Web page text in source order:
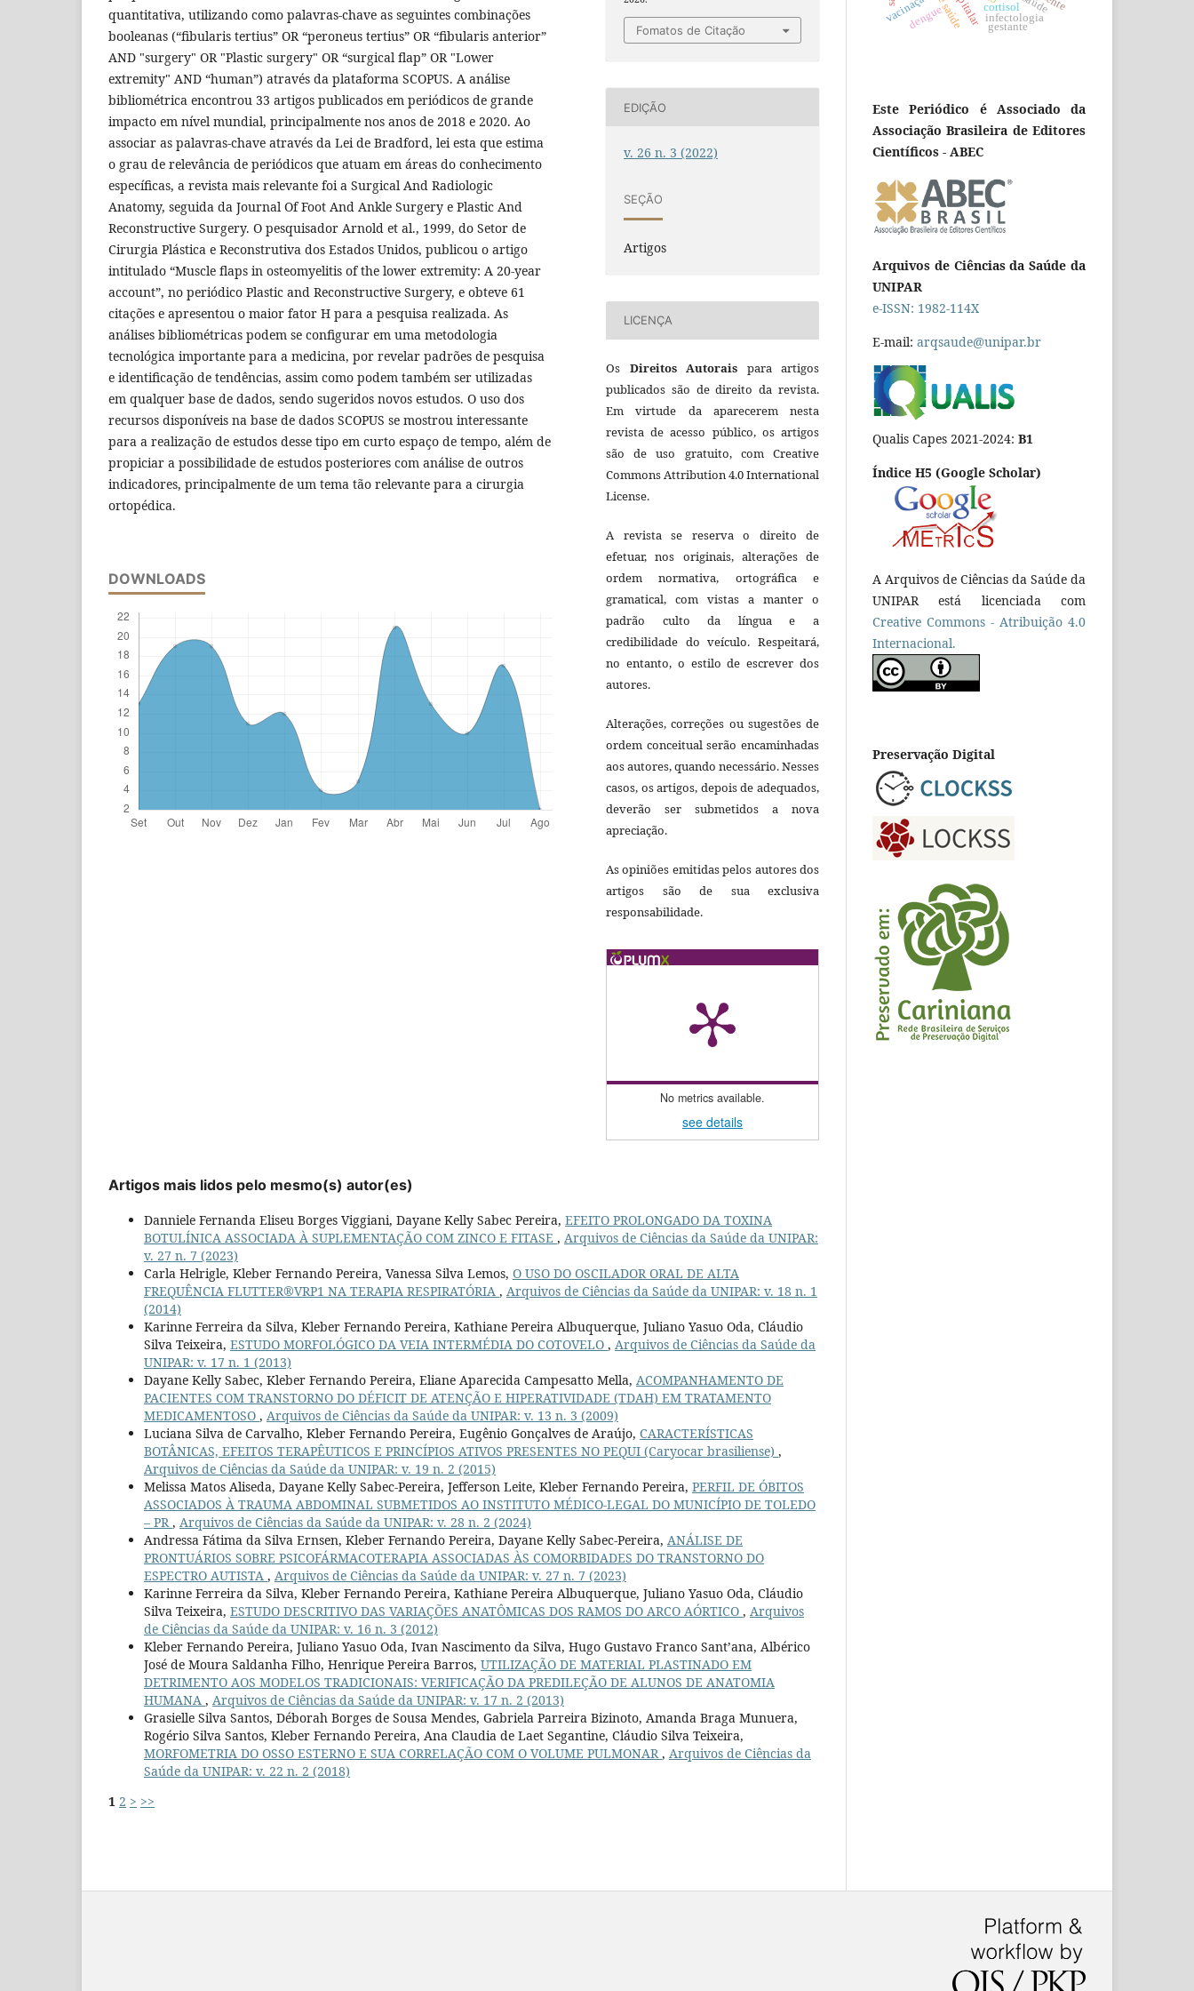
quantitativa, utilizando como palavras-chave as seguintes combinações
booleanas (“fibularis tertius” OR “peroneus tertius” OR “fibularis anterior”
AND "surgery" OR "Plastic surgery" OR “surgical flap” OR "Lower
extremity" AND “human”) através da plataforma SCOPUS. A análise
bibliométrica encontrou 33 artigos publicados em periódicos de grande
impacto em nível mundial, principalmente nos anos de 2018 e 2020. Ao
associar as palavras-chave através da Lei de Bradford, lei esta que estima
o grau de relevância de periódicos que atuam em áreas do conhecimento
específicas, a revista mais relevante foi a Surgical And Radiologic
Anatomy, seguida da Journal Of Foot And Ankle Surgery e Plastic And
Reconstructive Surgery. O pesquisador Arnold et al., 1999, do Setor de
Cirurgia Plástica e Reconstrutiva dos Estados Unidos, publicou o artigo
intitulado “Muscle flaps in osteomyelitis of the lower extremity: A 20-year
account”, no periódico Plastic and Reconstructive Surgery, e obteve 61
citações e apresentou o maior fator H para a pesquisa realizada. As
análises bibliométricas podem se configurar em uma metodologia
tecnológica importante para a medicina, por revelar padrões de pesquisa
e identificação de tendências, assim como podem também ser utilizadas
em qualquer base de dados, sendo sugeridos novos estudos. O uso dos
recursos disponíveis na base de dados SCOPUS se mostrou interessante
para a realização de estudos desse tipo em curto espaço de tempo, além de
propiciar a possibilidade de estudos posteriores com análise de outros
indicadores, principalmente de um tema tão relevante para a cirurgia
ortopédica.
DOWNLOADS
Fomatos de Citação
EDIÇÃO
v. 26 n. 3 (2022)
SEÇÃO
Artigos
LICENÇA
Os Direitos Autorais para artigos
publicados são de direito da revista.
Em virtude da aparecerem nesta
revista de acesso público, os artigos
são de uso gratuito, com Creative
Commons Attribution 4.0 International
License.
A revista se reserva o direito de
efetuar, nos originais, alterações de
ordem normativa, ortográfica e
gramatical, com vistas a manter o
padrão culto da língua e a
credibilidade do veículo. Respeitará,
no entanto, o estilo de escrever dos
autores.
Alterações, correções ou sugestões de
ordem conceitual serão encaminhadas
aos autores, quando necessário. Nesses
casos, os artigos, depois de adequados,
deverão ser submetidos a nova
apreciação.
As opiniões emitidas pelos autores dos
artigos são de sua exclusiva
responsabilidade.
No metrics available.
see details
Artigos mais lidos pelo mesmo(s) autor(es)
Danniele Fernanda Eliseu Borges Viggiani, Dayane Kelly Sabec Pereira, EFEITO PROLONGADO DA TOXINA
BOTULÍNICA ASSOCIADA À SUPLEMENTAÇÃO COM ZINCO E FITASE , Arquivos de Ciências da Saúde da UNIPAR:
v. 27 n. 7 (2023)
Carla Helrigle, Kleber Fernando Pereira, Vanessa Silva Lemos, O USO DO OSCILADOR ORAL DE ALTA
FREQUÊNCIA FLUTTER®VRP1 NA TERAPIA RESPIRATÓRIA , Arquivos de Ciências da Saúde da UNIPAR: v. 18 n. 1
(2014)
Karinne Ferreira da Silva, Kleber Fernando Pereira, Kathiane Pereira Albuquerque, Juliano Yasuo Oda, Cláudio
Silva Teixeira, ESTUDO MORFOLÓGICO DA VEIA INTERMÉDIA DO COTOVELO , Arquivos de Ciências da Saúde da
UNIPAR: v. 17 n. 1 (2013)
Dayane Kelly Sabec, Kleber Fernando Pereira, Eliane Aparecida Campesatto Mella, ACOMPANHAMENTO DE
PACIENTES COM TRANSTORNO DO DÉFICIT DE ATENÇÃO E HIPERATIVIDADE (TDAH) EM TRATAMENTO
MEDICAMENTOSO , Arquivos de Ciências da Saúde da UNIPAR: v. 13 n. 3 (2009)
Luciana Silva de Carvalho, Kleber Fernando Pereira, Eugênio Gonçalves de Araújo, CARACTERÍSTICAS
BOTÂNICAS, EFEITOS TERAPÊUTICOS E PRINCÍPIOS ATIVOS PRESENTES NO PEQUI (Caryocar brasiliense) ,
Arquivos de Ciências da Saúde da UNIPAR: v. 19 n. 2 (2015)
Melissa Matos Aliseda, Dayane Kelly Sabec-Pereira, Jefferson Leite, Kleber Fernando Pereira, PERFIL DE ÓBITOS
ASSOCIADOS À TRAUMA ABDOMINAL SUBMETIDOS AO INSTITUTO MÉDICO-LEGAL DO MUNICÍPIO DE TOLEDO
– PR, Arquivos de Ciências da Saúde da UNIPAR: v. 28 n. 2 (2024)
Andressa Fátima da Silva Ernsen, Kleber Fernando Pereira, Dayane Kelly Sabec-Pereira, ANÁLISE DE
PRONTUÁRIOS SOBRE PSICOFÁRMACOTERAPIA ASSOCIADAS ÀS COMORBIDADES DO TRANSTORNO DO
ESPECTRO AUTISTA , Arquivos de Ciências da Saúde da UNIPAR: v. 27 n. 7 (2023)
Karinne Ferreira da Silva, Kleber Fernando Pereira, Kathiane Pereira Albuquerque, Juliano Yasuo Oda, Cláudio
Silva Teixeira, ESTUDO DESCRITIVO DAS VARIAÇÕES ANATÔMICAS DOS RAMOS DO ARCO AÓRTICO , Arquivos
de Ciências da Saúde da UNIPAR: v. 16 n. 3 (2012)
Kleber Fernando Pereira, Juliano Yasuo Oda, Ivan Nascimento da Silva, Hugo Gustavo Franco Sant’ana, Albérico
José de Moura Saldanha Filho, Henrique Pereira Barros, UTILIZAÇÃO DE MATERIAL PLASTINADO EM
DETRIMENTO AOS MODELOS TRADICIONAIS: VERIFICAÇÃO DA PREDILEÇÃO DE ALUNOS DE ANATOMIA
HUMANA , Arquivos de Ciências da Saúde da UNIPAR: v. 17 n. 2 (2013)
Grasielle Silva Santos, Déborah Borges de Sousa Mendes, Gabriela Parreira Bizinoto, Amanda Braga Munuera,
Rogério Silva Santos, Kleber Fernando Pereira, Ana Claudia de Laet Segantine, Cláudio Silva Teixeira,
MORFOMETRIA DO OSSO ESTERNO E SUA CORRELAÇÃO COM O VOLUME PULMONAR, Arquivos de Ciências da
Saúde da UNIPAR: v. 22 n. 2 (2018)
1 2 > >>
infectologia
dengue cortisol
gestante
Este Periódico é Associado da
Associação Brasileira de Editores
Científicos - ABEC
Arquivos de Ciências da Saúde da
UNIPAR
e-ISSN: 1982-114X
E-mail: arqsaude@unipar.br
Qualis Capes 2021-2024: B1
Índice H5 (Google Scholar)
A Arquivos de Ciências da Saúde da
UNIPAR está licenciada com
Creative Commons - Atribuição 4.0
Internacional.
Preservação Digital